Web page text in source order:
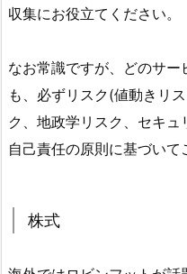
収集にお役立てください。
なお常識ですが、どのサ
も、必ずリスク(値動きリ
ク、地政学リスク、セキュ
自己責任の原則に基づいて
株式